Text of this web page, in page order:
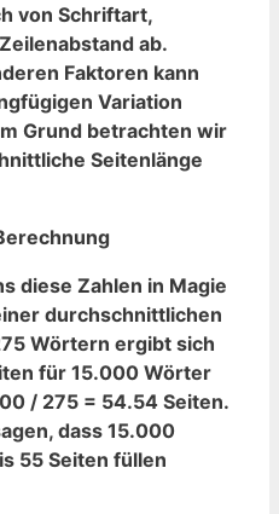
von Schriftart,
ab.
Faktoren⁤ kann
Variation
Grund betrachten ⁤wir
Seitenlänge⁢
diese⁤ Zahlen in Magie
durchschnittlichen
Wörtern ergibt sich
für 15.000 Wörter
/ 275 = 54.54‌ Seiten.
dass 15.000
55‍ Seiten füllen